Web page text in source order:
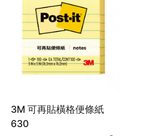
3M 可再貼橫格便條紙
630